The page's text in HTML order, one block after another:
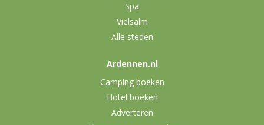
Spa
Vielsalm
Alle steden
Ardennen.nl
Camping boeken
Hotel boeken
Adverteren